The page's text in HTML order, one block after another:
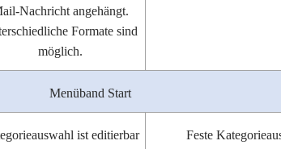
Nachricht angehängt.
Formate sind
möglich.
Menüband Start
ist editierbar Feste